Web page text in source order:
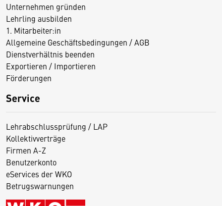
Unternehmen gründen
Lehrling ausbilden
1. Mitarbeiter:in
Allgemeine Geschäftsbedingungen / AGB
Dienstverhältnis beenden
Exportieren / Importieren
Förderungen
Service
Lehrabschlussprüfung / LAP
Kollektivverträge
Firmen A-Z
Benutzerkonto
eServices der WKO
Betrugswarnungen